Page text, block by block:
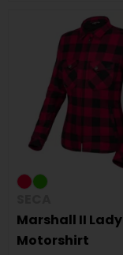
Marshall II Lady
Motorshirt